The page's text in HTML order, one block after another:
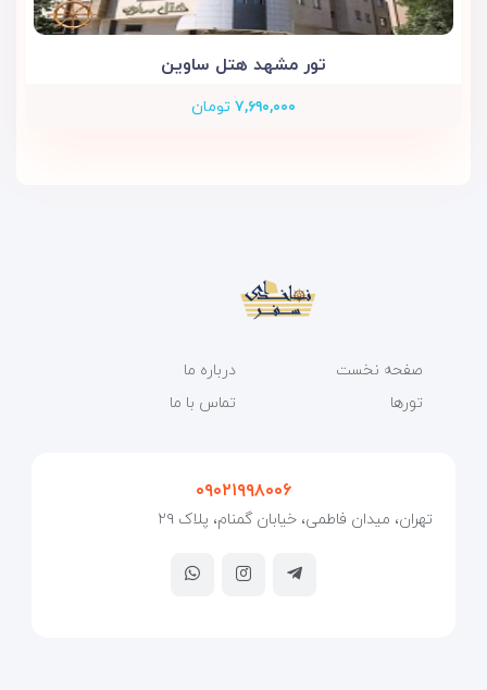
تور مشهد هتل ساوین
۷,۶۹۰,۰۰۰ تومان
صفحه نخست
تورها
درباره ما
تماس با ما
۰۹۰۲۱۹۹۸۰۰۶
تهران، میدان فاطمی، خیابان گمنام، پلاک ۲۹